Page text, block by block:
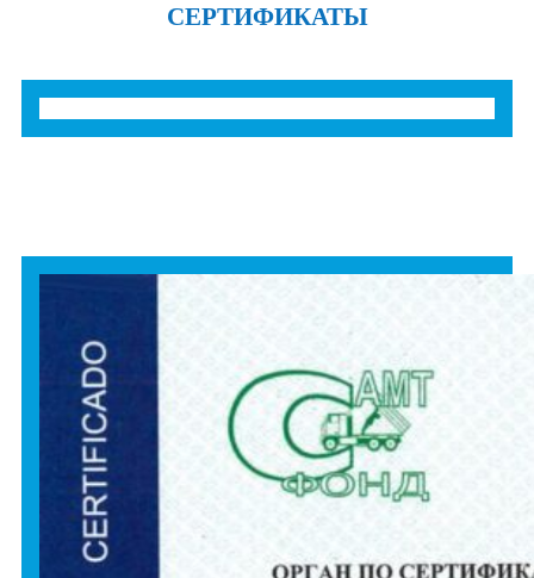
СЕРТИФИКАТЫ